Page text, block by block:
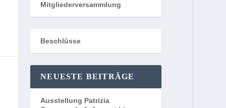
Mitgliederversammlung
Beschlüsse
NEUESTE BEITRÄGE
Ausstellung Patrizia